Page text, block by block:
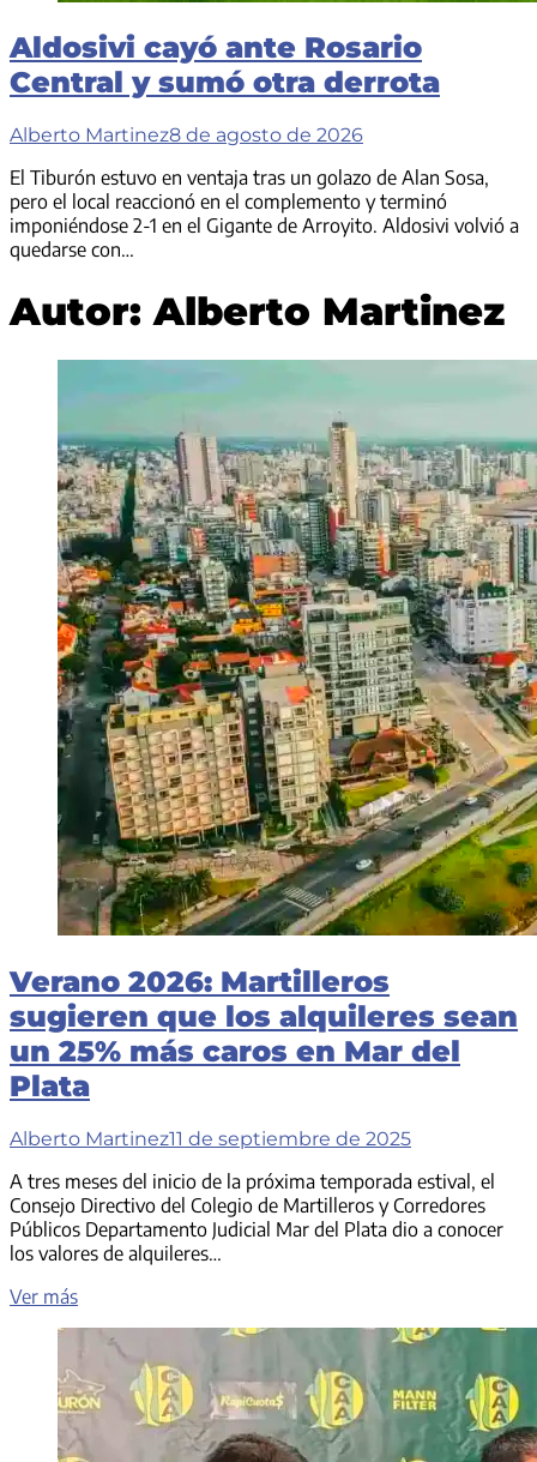
Aldosivi cayó ante Rosario
Central y sumó otra derrota
Alberto Martinez8 de agosto de 2026
El Tiburón estuvo en ventaja tras un golazo de Alan Sosa,
pero el local reaccionó en el complemento y terminó
imponiéndose 2-1 en el Gigante de Arroyito. Aldosivi volvió a
quedarse con…
Autor: Alberto Martinez
Verano 2026: Martilleros
sugieren que los alquileres sean
un 25% más caros en Mar del
Plata
Alberto Martinez11 de septiembre de 2025
A tres meses del inicio de la próxima temporada estival, el
Consejo Directivo del Colegio de Martilleros y Corredores
Públicos Departamento Judicial Mar del Plata dio a conocer
los valores de alquileres…
Ver másVerano
Martilleros
sugieren
que
los
alquileres